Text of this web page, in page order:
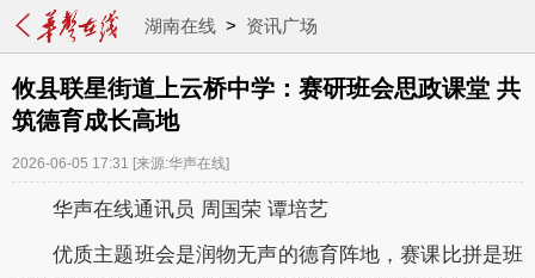
湖南在线> 资讯广场
攸县联星街道上云桥中学：赛研班会思政课堂 共
筑德育成长高地
2026-06-05 17:31 [来源:华声在线]
华声在线通讯员 周国荣 谭培艺
优质主题班会是润物无声的德育阵地，赛课比拼是班